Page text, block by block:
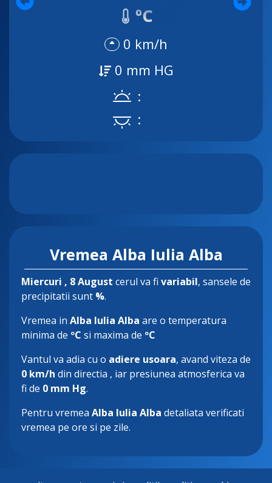
ºC
0 km/h
0 mm HG
:
:
Vremea Alba Iulia Alba
Miercuri , 8 August cerul va fi variabil, sansele de
precipitatii sunt %.
Vremea in Alba Iulia Alba are o temperatura
minima de ºC si maxima de ºC
Vantul va adia cu o adiere usoara, avand viteza de
0 km/h din directia , iar presiunea atmosferica va
fi de 0 mm Hg.
Pentru vremea Alba Iulia Alba detaliata verificati
vremea pe ore si pe zile.